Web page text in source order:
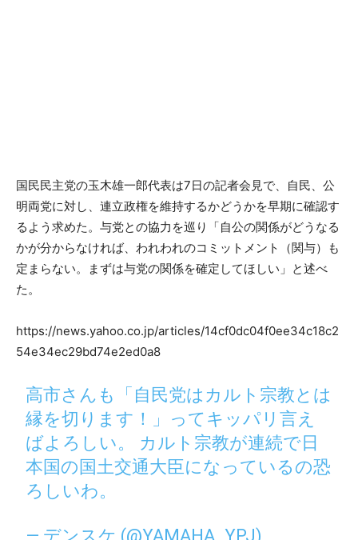
国民民主党の玉木雄一郎代表は7日の記者会見で、自民、公
明両党に対し、連立政権を維持するかどうかを早期に確認す
るよう求めた。与党との協力を巡り「自公の関係がどうなる
かが分からなければ、われわれのコミットメント（関与）も
定まらない。まずは与党の関係を確定してほしい」と述べ
た。
https://news.yahoo.co.jp/articles/14cf0dc04f0ee34c18c2
54e34ec29bd74e2ed0a8
高市さんも「自民党はカルト宗教とは
縁を切ります！」ってキッパリ言え
ばよろしい。 カルト宗教が連続で日
本国の国土交通大臣になっているの恐
ろしいわ。
— デンスケ (@YAMAHA_YPJ)